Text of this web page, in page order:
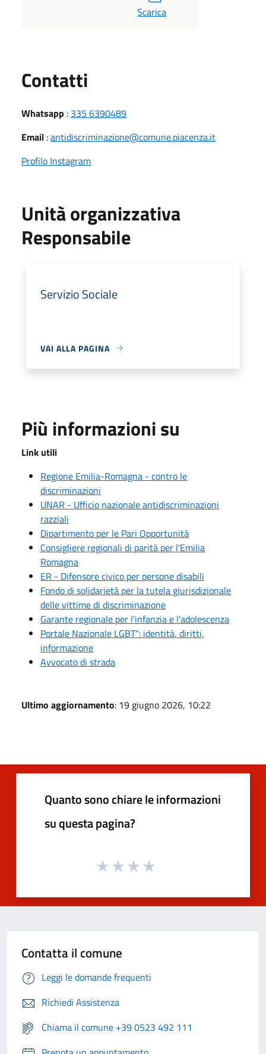
Scarica
Contatti
Whatsapp : 335 6390489
Email :antidiscriminazione@comune.piacenza.it
Profilo Instagram
Unità organizzativa
Responsabile
Servizio Sociale
VAI ALLA PAGINA
Più informazioni su
Link utili
Regione Emilia-Romagna - contro le
discriminazioni
UNAR - Ufficio nazionale antidiscriminazioni
razziali
Dipartimento per le Pari Opportunità
Consigliere regionali di parità per l'Emilia
Romagna
ER - Difensore civico per persone disabili
Fondo di solidarietà per la tutela giurisdizionale
delle vittime di discriminazione
Garante regionale per l'infanzia e l'adolescenza
Portale Nazionale LGBT": identità, diritti,
informazione
Avvocato di strada
Ultimo aggiornamento: 19 giugno 2026, 10:22
Quanto sono chiare le informazioni
su questa pagina?
Contatta il comune
Leggi le domande frequenti
Richiedi Assistenza
Chiama il comune +39 0523 492 111